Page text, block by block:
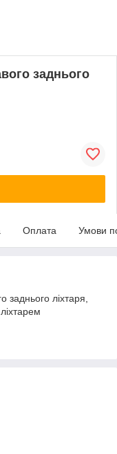
заднього
Оплата Умови
заднього ліхтаря,